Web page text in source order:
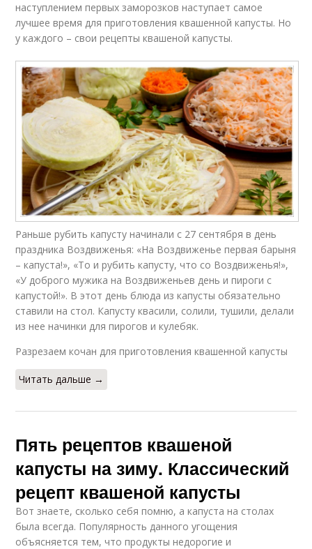
наступлением первых заморозков наступает самое
лучшее время для приготовления квашенной капусты. Но
у каждого – свои рецепты квашеной капусты.
Раньше рубить капусту начинали с 27 сентября в день
праздника Воздвиженья: «На Воздвиженье первая барыня
– капуста!», «То и рубить капусту, что со Воздвиженья!»,
«У доброго мужика на Воздвиженьев день и пироги с
капустой!». В этот день блюда из капусты обязательно
ставили на стол. Капусту квасили, солили, тушили, делали
из нее начинки для пирогов и кулебяк.
Разрезаем кочан для приготовления квашенной капусты
Читать дальше →
Пять рецептов квашеной
капусты на зиму. Классический
рецепт квашеной капусты
Вот знаете, сколько себя помню, а капуста на столах
была всегда. Популярность данного угощения
объясняется тем, что продукты недорогие и